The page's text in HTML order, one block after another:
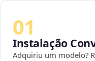
01
Instalação
Adquiriu um modelo?